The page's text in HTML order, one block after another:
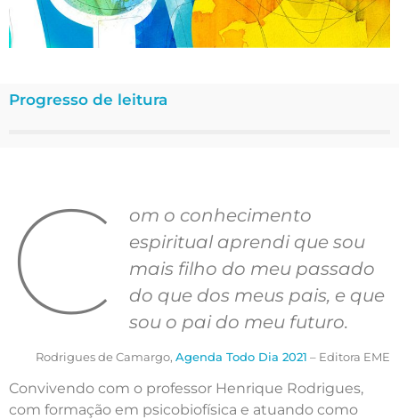
Progresso de leitura
C
om o conhecimento
espiritual aprendi que sou
mais filho do meu passado
do que dos meus pais, e que
sou o pai do meu futuro.
Rodrigues de Camargo, Agenda Todo Dia 2021 – Editora EME
Convivendo com o professor Henrique Rodrigues,
com formação em psicobiofísica e atuando como